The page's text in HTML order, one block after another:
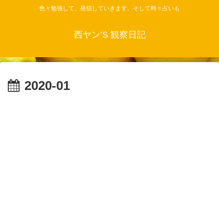
色々勉強して、発信していきます。そして時々占いも
西ヤン’S 観察日記
2020-01